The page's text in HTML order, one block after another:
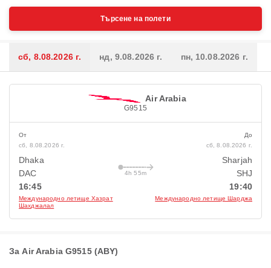
Търсене на полети
сб, 8.08.2026 г. нд, 9.08.2026 г. пн, 10.08.2026 г.
Air Arabia
G9515
От
сб, 8.08.2026 г.
Dhaka
DAC
16:45
Международно летище Хазрат
Шахджалал
4h 55m
До
сб, 8.08.2026 г.
Sharjah
SHJ
19:40
Международно летище Шарджа
За Air Arabia G9515 (ABY)